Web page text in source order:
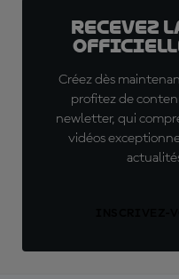
Recevez
officielle
Créez dès
profitez de
newletter, qui
vidéos